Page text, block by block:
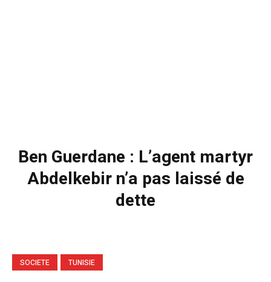
Ben Guerdane : L’agent martyr
Abdelkebir n’a pas laissé de
dette
SOCIETE TUNISIE